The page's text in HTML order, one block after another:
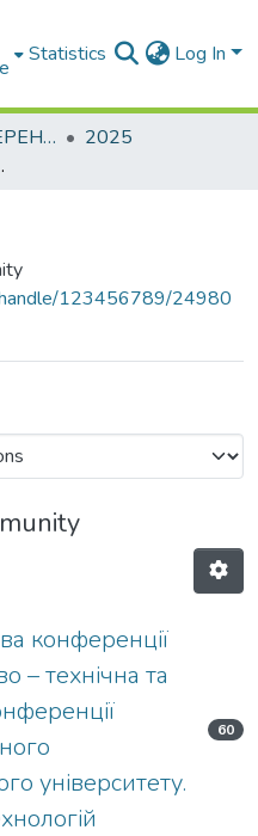
Statistics Log In
МАТЕРІАЛИ КОНФЕРЕНЦІЙ
2025
handle/123456789/24980
конференції
– технічна та
університету.
60